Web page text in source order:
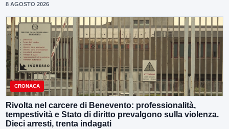
8 AGOSTO 2026
CRONACA
Rivolta nel carcere di Benevento: professionalità,
tempestività e Stato di diritto prevalgono sulla violenza.
Dieci arresti, trenta indagati